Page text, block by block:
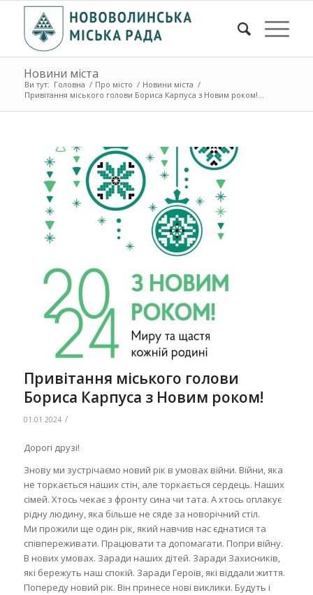
Новини міста
Ви тут: Головна / Про місто / Новини міста /
Привітання міського голови Бориса Карпуса з Новим роком!...
Привітання міського голови
Бориса Карпуса з Новим роком!
01.01.2024 /
Дорогі друзі!
Знову ми зустрічаємо новий рік в умовах війни. Війни, яка
не торкається наших стін, але торкається сердець. Наших
сімей. Хтось чекає з фронту сина чи тата. А хтось оплакує
рідну людину, яка більше не сяде за новорічний стіл.
Ми прожили ще один рік, який навчив нас єднатися та
співпереживати. Працювати та допомагати. Попри війну.
В нових умовах. Заради наших дітей. Заради Захисників,
які бережуть наш спокій. Заради Героїв, які віддали життя.
Попереду новий рік. Він принесе нові виклики. Будуть і